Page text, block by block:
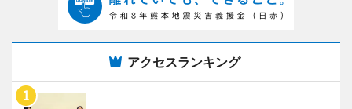
アクセスランキング